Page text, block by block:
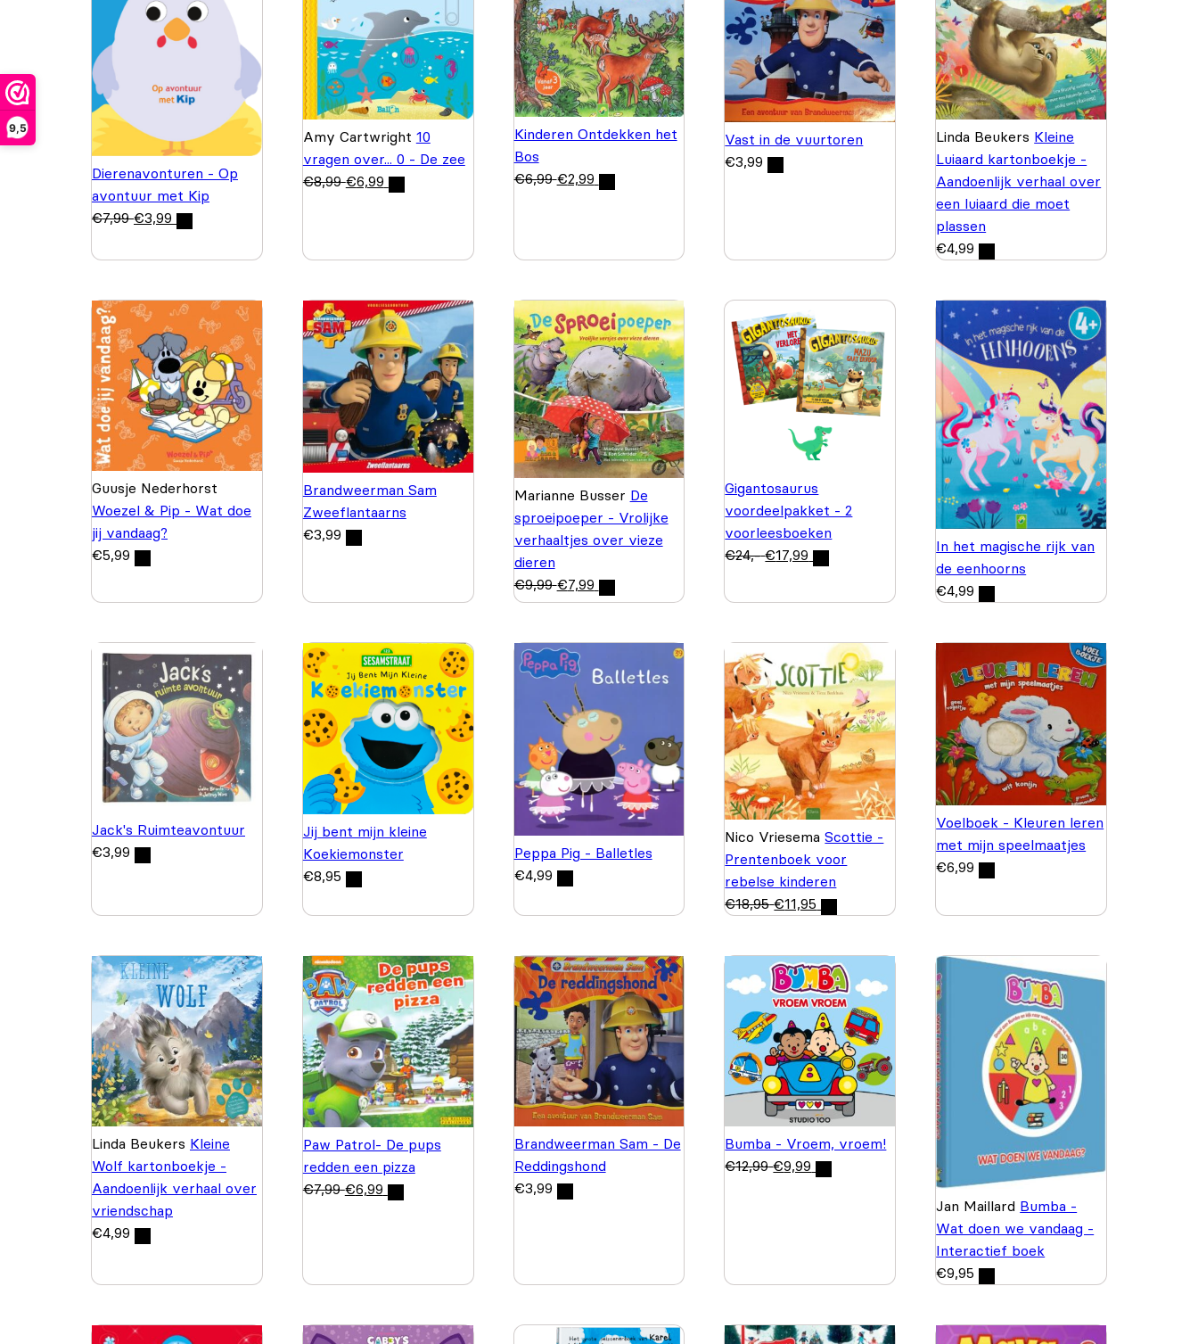
9,5
Dierenavonturen - Op
avontuur met Kip
€7,99 €3,99
Amy Cartwright 10
vragen over... 0 - De zee
€8,99 €6,99
Kinderen Ontdekken het
Bos
€6,99 €2,99
Vast in de vuurtoren
€3,99
Linda Beukers Kleine
Luiaard kartonboekje -
Aandoenlijk verhaal over
een luiaard die moet
plassen
€4,99
Guusje Nederhorst
Woezel & Pip - Wat doe
jij vandaag?
€5,99
Brandweerman Sam
Zweeflantaarns
€3,99
Marianne Busser De
sproeipoeper - Vrolijke
verhaaltjes over vieze
dieren
€9,99 €7,99
Gigantosaurus
voordeelpakket - 2
voorleesboeken
€24,- €17,99
In het magische rijk van
de eenhoorns
€4,99
Jack's Ruimteavontuur
€3,99
Jij bent mijn kleine
Koekiemonster
€8,95
Peppa Pig - Balletles
€4,99
Nico VriesemaScottie -
Prentenboek voor
rebelse kinderen
€18,95 €11,95
Voelboek - Kleuren leren
met mijn speelmaatjes
€6,99
Linda Beukers Kleine
Wolf kartonboekje -
Aandoenlijk verhaal over
vriendschap
€4,99
Paw Patrol- De pups
redden een pizza
€7,99 €6,99
Brandweerman Sam - De
Reddingshond
€3,99
Bumba - Vroem, vroem!
€12,99 €9,99
Jan Maillard Bumba -
Wat doen we vandaag -
Interactief boek
€9,95